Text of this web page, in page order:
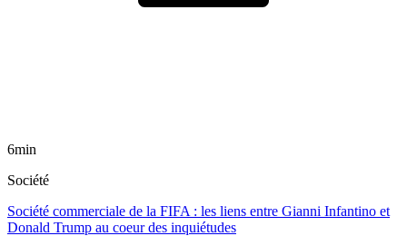
6min
Société
Société commerciale de la FIFA : les liens entre Gianni Infantino et
Donald Trump au coeur des inquiétudes